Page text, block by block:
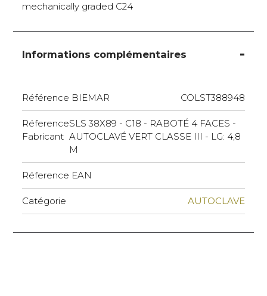
mechanically graded C24
Informations complémentaires
Référence BIEMAR COLST388948
Réference
Fabricant
SLS 38X89 - C18 - RABOTÉ 4 FACES -
AUTOCLAVÉ VERT CLASSE III - LG: 4,8
M
Réference EAN
Catégorie AUTOCLAVE